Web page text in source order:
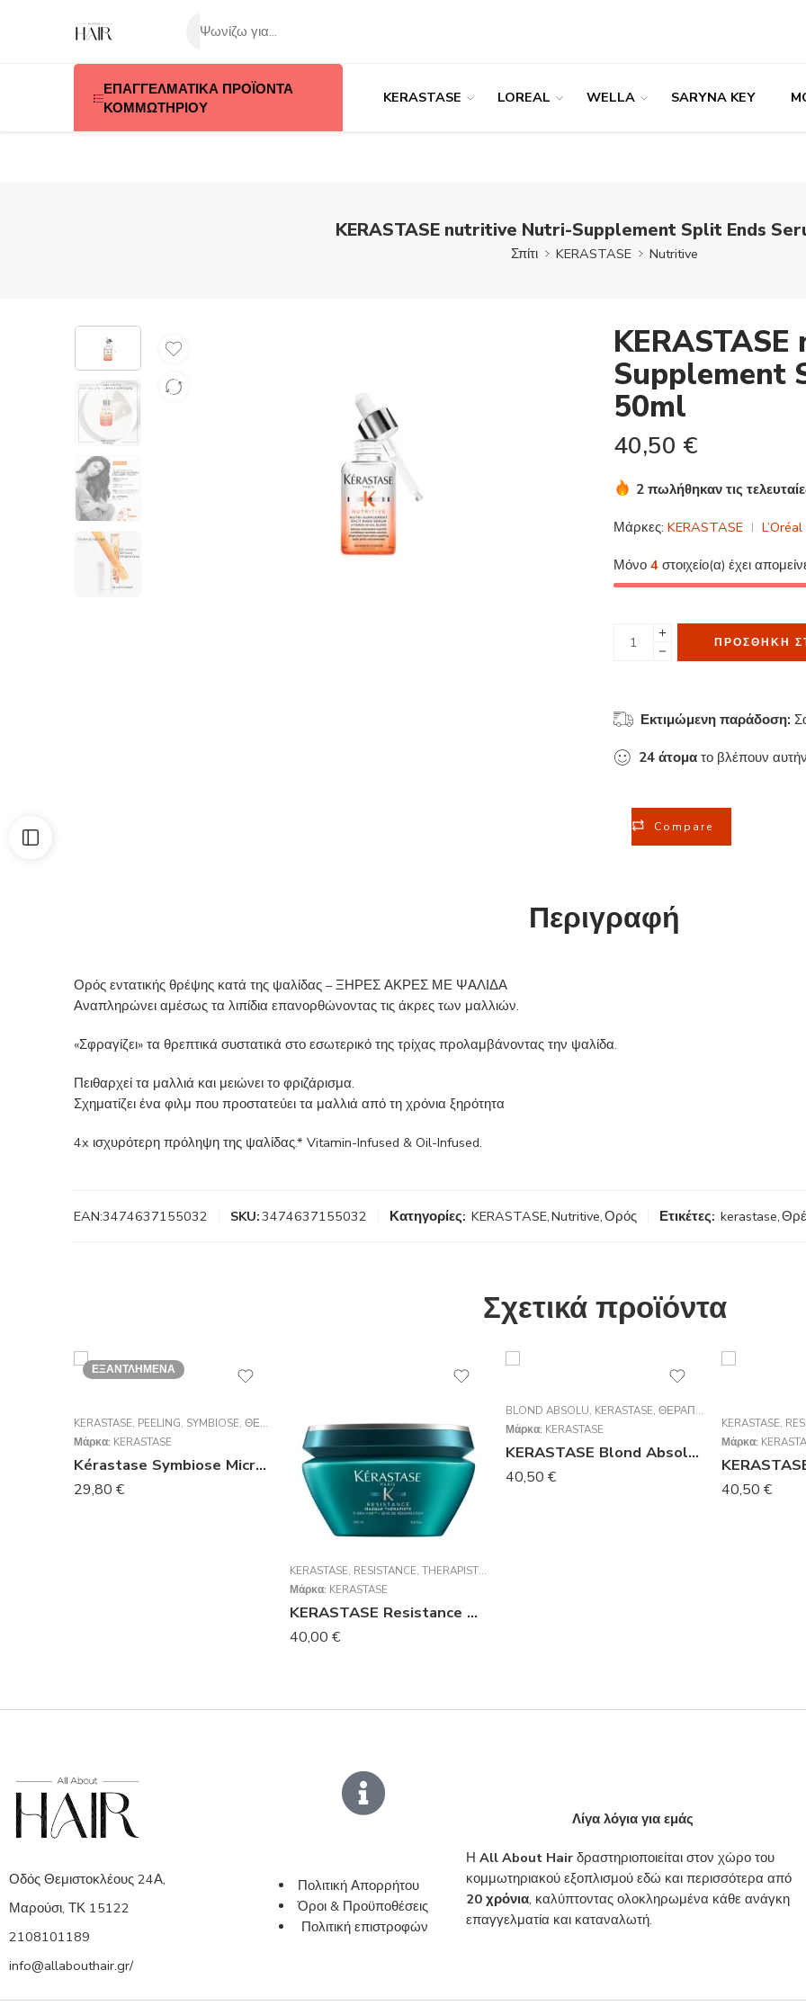
ΕΠΑΓΓΕΛΜΑΤΙΚΑ ΠΡΟΪΟΝΤΑ
ΚΟΜΜΩΤΗΡΙΟΥ
KERASTASE LOREAL WELLA SARYNA KEY
KERASTASE nutritive Nutri-Supplement Split Ends
Σπίτι KERASTASE Nutritive
Supplement
50ml
40,50 €
2 πωλήθηκαν τις
Μάρκες: KERASTASE L’Oréal
Μόνο 4 στοιχείο(α) έχει
ΠΡΟΣΘΉΚΗ
Εκτιμώμενη παράδοση:
24 άτομα το βλέπουν
Compare
Περιγραφή
Ορός εντατικής θρέψης κατά της ψαλίδας – ΞΗΡΕΣ ΑΚΡΕΣ ΜΕ ΨΑΛΙΔΑ
Αναπληρώνει αμέσως τα λιπίδια επανορθώνοντας τις άκρες των μαλλιών.
«Σφραγίζει» τα θρεπτικά συστατικά στο εσωτερικό της τρίχας προλαμβάνοντας την ψαλίδα.
Πειθαρχεί τα μαλλιά και μειώνει το φριζάρισμα.
Σχηματίζει ένα φιλμ που προστατεύει τα μαλλιά από τη χρόνια ξηρότητα
4x ισχυρότερη πρόληψη της ψαλίδας.* Vitamin-Infused & Oil-Infused.
EAN:3474637155032 SKU:3474637155032 Κατηγορίες: KERASTASE,Nutritive,Ορός Ετικέτες: kerastase,
Σχετικά προϊόντα
ΕΞΑΝΤΛΗΜΈΝΑ
KERASTASE, PEELING, SYMBIOSE, ΘΕΡΑΠΕΊΕΣ
Μάρκα: KERASTASE
Kérastase Symbiose Micro-Peeling Cellulaire Αντιπιτυριδική Περιποίηση Μικροαπολέπισης 200ml
29,80 €
KERASTASE, RESISTANCE, THERAPISTE ,
Μάρκα: KERASTASE
KERASTASE Resistance Masque Therapiste Μάσκα Αναδόμησης Μαλλιών 200ml
40,00 €
BLOND ABSOLU, KERASTASE, ΘΕΡΑΠΕΊΕΣ
Μάρκα: KERASTASE
KERASTASE Blond Absolu Masque Cicaextreme Μάσκα Για Μετά Το Ξάνοιγμα 200ml
40,50 €
KERASTASE,
Μάρκα:
40,50 €
Οδός Θεμιστοκλέους 24Α,
Μαρούσι, ΤΚ 15122
2108101189
info@allabouthair.gr/
Πολιτική Απορρήτου
Όροι & Προϋποθέσεις
Πολιτική επιστροφών
Λίγα λόγια για εμάς
Η All About Hairδραστηριοποιείται στον χώρο του
κομμωτηριακού εξοπλισμού εδώ και περισσότερα από
20 χρόνια, καλύπτοντας ολοκληρωμένα κάθε ανάγκη
επαγγελματία και καταναλωτή.